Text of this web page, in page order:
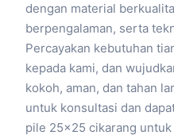
dengan material
berpengalaman, serta
Percayakan kebutuhan
kepada kami, dan
kokoh, aman, dan tahan
untuk konsultasi dan
pile 25×25 cikarang untuk